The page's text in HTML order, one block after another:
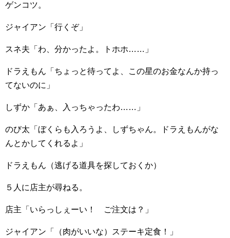
ゲンコツ。
ジャイアン「行くぞ」
スネ夫「わ、分かったよ。トホホ……」
ドラえもん「ちょっと待ってよ、この星のお金なんか持っ
てないのに」
しずか「あぁ、入っちゃったわ……」
のび太「ぼくらも入ろうよ、しずちゃん。ドラえもんがな
んとかしてくれるよ」
ドラえもん（逃げる道具を探しておくか）
５人に店主が尋ねる。
店主「いらっしぇーい！ ご注文は？」
ジャイアン「（肉がいいな）ステーキ定食！」